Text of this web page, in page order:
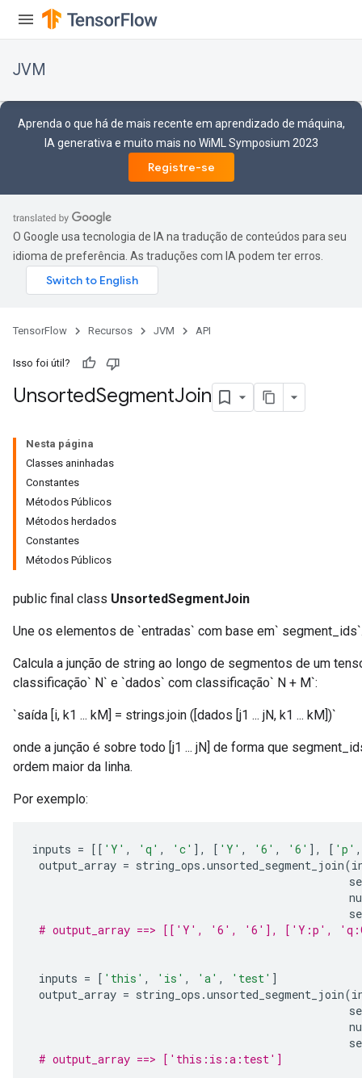
JVM
Aprenda o que há de mais recente em aprendizado de máquina,
IA generativa e muito mais no WiML Symposium 2023
Registre-se
O Google usa tecnologia de IA na tradução de conteúdos para seu
idioma de preferência. As traduções com IA podem ter erros.
TensorFlow Recursos JVM API
Isso foi útil?
UnsortedSegmentJoin
Nesta página
Classes aninhadas
Constantes
Métodos Públicos
Métodos herdados
Constantes
Métodos Públicos
public final class UnsortedSegmentJoin
Une os elementos de `entradas` com base em`
Calcula a junção de string ao longo de segmentos de um
classificação` N` e `dados` com classificação` N + M`:
`saída [i, k1 ... kM] = strings.join ([dados [j1 ... jN, k1 ... kM])`
onde a junção é sobre todo [j1 ... jN] de forma que
ordem maior da linha.
Por exemplo:
inputs = [[ 'Y' , 'q' , 'c' ], [ 'Y' , '6' , '6' ], [ 'p' ,
output_array = string_ops .unsorted_segment_join(
# output_array ==> [['Y', '6', '6'], ['Y:p',
inputs = [ 'this' , 'is' , 'a' , 'test' ]
output_array = string_ops .unsorted_segment_join(
# output_array ==> ['this:is:a:test']